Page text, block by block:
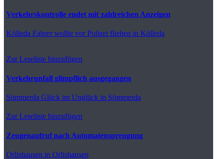
Verkehrskontrolle endet mit zahlreichen Anzeigen
Kölleda Fahrer wollte vor Polizei fliehen in Kölleda
Zur Leseliste hinzufügen
Verkehrunfall glimpflich ausgegangen
Sömmerda Glück im Unglück in Sömmerda
Zur Leseliste hinzufügen
Zeugenaufruf nach Automatensprengung
Orlishausen in Orlishausen